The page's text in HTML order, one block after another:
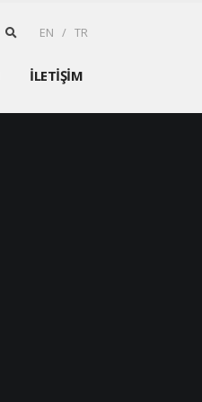
EN / TR
İLETİŞİM